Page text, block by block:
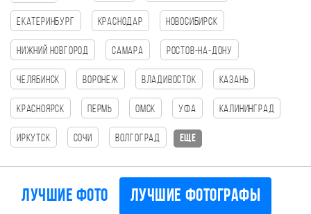
Екатеринбург Краснодар Новосибирск
Нижний Новгород Самара Ростов-на-Дону
Челябинск Воронеж Владивосток Казань
Красноярск Пермь Омск Уфа Калининград
Иркутск Сочи Волгоград еще
Лучшие фото Лучшие фотографы